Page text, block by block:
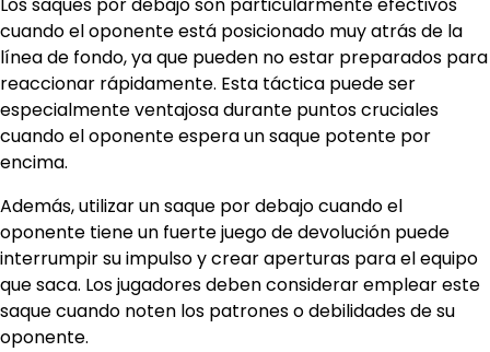
Los saques por debajo son particularmente efectivos
cuando el oponente está posicionado muy atrás de la
línea de fondo, ya que pueden no estar preparados para
reaccionar rápidamente. Esta táctica puede ser
especialmente ventajosa durante puntos cruciales
cuando el oponente espera un saque potente por
encima.
Además, utilizar un saque por debajo cuando el
oponente tiene un fuerte juego de devolución puede
interrumpir su impulso y crear aperturas para el equipo
que saca. Los jugadores deben considerar emplear este
saque cuando noten los patrones o debilidades de su
oponente.